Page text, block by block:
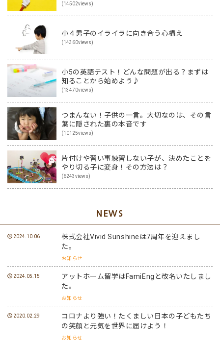
(14502views)
小４男子のイライラに向き合う心構え
(14360views)
小5の英語テスト！どんな問題が出る？まずは
知ることから始めよう♪
(13470views)
つまんない！子供の一言。大切なのは、その言
葉に隠された裏の本音です
(10125views)
片付けや習い事練習しない子が、決めたことを
やり切る子に変身！その方法は？
(6243views)
NEWS
2024.10.06
株式会社Vivid Sunshineは7周年を迎えまし
た。
お知らせ
2024.05.15
アットホーム留学はFamiEngと改名いたしまし
た。
お知らせ
2020.02.29
コロナより強い！たくましい日本の子どもたち
の笑顔と元気を世界に届けよう！
お知らせ